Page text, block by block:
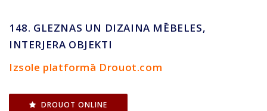
148. GLEZNAS UN DIZAINA MĒBELES,
INTERJERA OBJEKTI
Izsole platformā Drouot.com
DROUOT ONLINE